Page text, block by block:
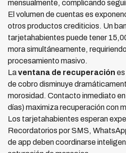
mensualmente, complicando
El volumen de cuentas es
otros productos crediticios. Un
tarjetahabientes puede tener
mora simultáneamente,
procesamiento masivo.
Laventana de recuperación
de cobro disminuye
morosidad. Contacto inmediato
días) maximiza recuperación con
Los tarjetahabientes esperan
Recordatorios por SMS,
de app deben coordinarse